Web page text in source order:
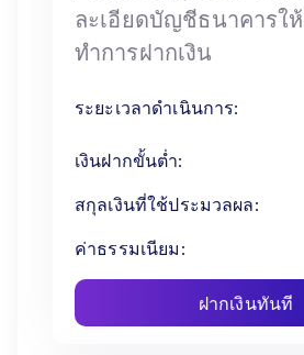
ละเอียดบัญชีธนาคารใ
ทำการฝากเงิน
ระยะเวลาดำเนินการ:
เงินฝากขั้นต่ำ:
สกุลเงินที่ใช้ประมวลผล:
ค่าธรรมเนียม:
ฝากเงินทันที